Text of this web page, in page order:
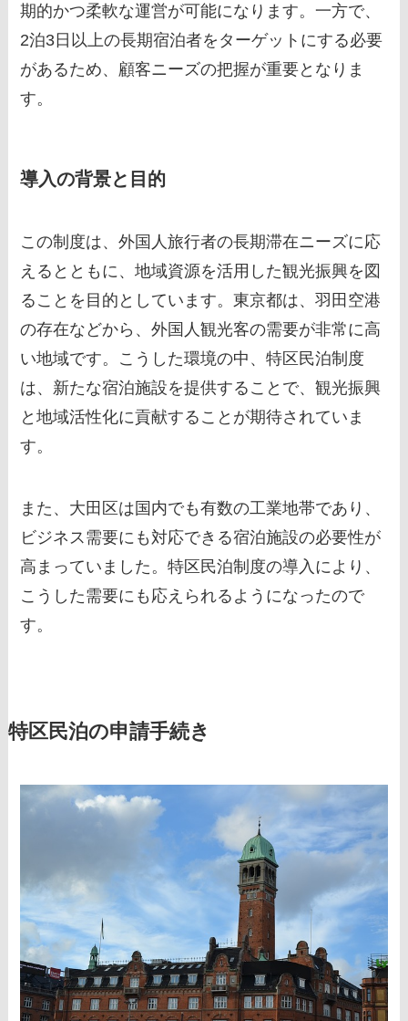
期的かつ柔軟な運営が可能になります。一方で、
2泊3日以上の長期宿泊者をターゲットにする必要
があるため、顧客ニーズの把握が重要となりま
す。
導入の背景と目的
この制度は、外国人旅行者の長期滞在ニーズに応
えるとともに、地域資源を活用した観光振興を図
ることを目的としています。東京都は、羽田空港
の存在などから、外国人観光客の需要が非常に高
い地域です。こうした環境の中、特区民泊制度
は、新たな宿泊施設を提供することで、観光振興
と地域活性化に貢献することが期待されていま
す。
また、大田区は国内でも有数の工業地帯であり、
ビジネス需要にも対応できる宿泊施設の必要性が
高まっていました。特区民泊制度の導入により、
こうした需要にも応えられるようになったので
す。
特区民泊の申請手続き